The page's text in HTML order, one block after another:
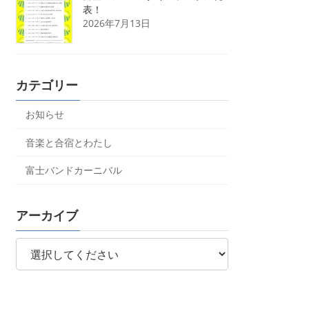
表！
2026年7月13日
カテゴリー
お知らせ
音楽と合宿とわたし
富士バンドカーニバル
アーカイブ